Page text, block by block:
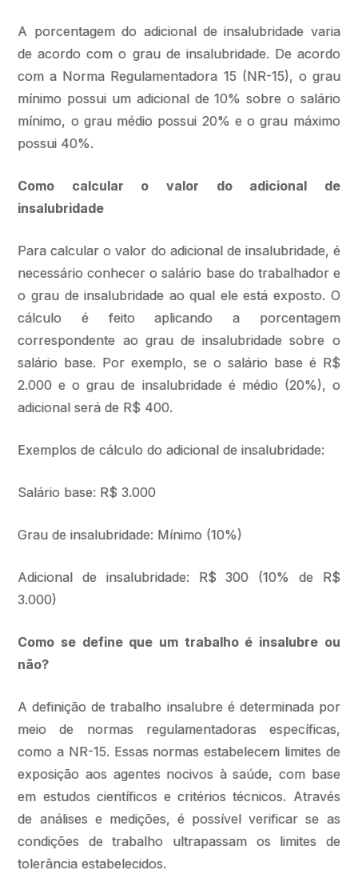
A porcentagem do adicional de insalubridade varia
de acordo com o grau de insalubridade. De acordo
com a Norma Regulamentadora 15 (NR-15), o grau
mínimo possui um adicional de 10% sobre o salário
mínimo, o grau médio possui 20% e o grau máximo
possui 40%.
Como calcular o valor do adicional de
insalubridade
Para calcular o valor do adicional de insalubridade, é
necessário conhecer o salário base do trabalhador e
o grau de insalubridade ao qual ele está exposto. O
cálculo é feito aplicando a porcentagem
correspondente ao grau de insalubridade sobre o
salário base. Por exemplo, se o salário base é R$
2.000 e o grau de insalubridade é médio (20%), o
adicional será de R$ 400.
Exemplos de cálculo do adicional de insalubridade:
Salário base: R$ 3.000
Grau de insalubridade: Mínimo (10%)
Adicional de insalubridade: R$ 300 (10% de R$
3.000)
Como se define que um trabalho é insalubre ou
não?
A definição de trabalho insalubre é determinada por
meio de normas regulamentadoras específicas,
como a NR-15. Essas normas estabelecem limites de
exposição aos agentes nocivos à saúde, com base
em estudos científicos e critérios técnicos. Através
de análises e medições, é possível verificar se as
condições de trabalho ultrapassam os limites de
tolerância estabelecidos.